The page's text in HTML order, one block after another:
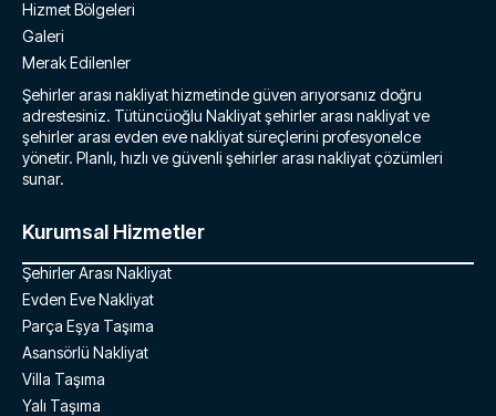
Hizmet Bölgeleri
Galeri
Merak Edilenler
Şehirler arası nakliyat hizmetinde güven arıyorsanız doğru
adrestesiniz. Tütüncüoğlu Nakliyat şehirler arası nakliyat ve
şehirler arası evden eve nakliyat süreçlerini profesyonelce
yönetir. Planlı, hızlı ve güvenli şehirler arası nakliyat çözümleri
sunar.
Kurumsal Hizmetler
Şehirler Arası Nakliyat
Evden Eve Nakliyat
Parça Eşya Taşıma
Asansörlü Nakliyat
Villa Taşıma
Yalı Taşıma